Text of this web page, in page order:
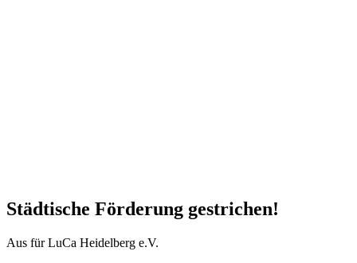
Städtische Förderung gestrichen!
Aus für LuCa Heidelberg e.V.